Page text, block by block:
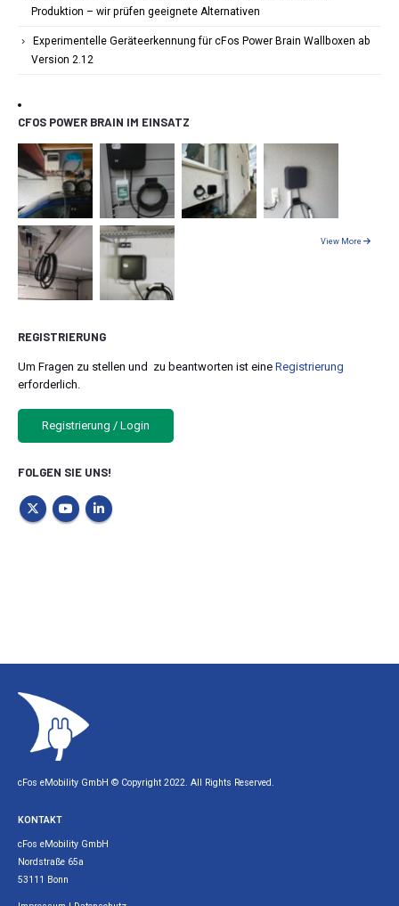
Produktion – wir prüfen geeignete Alternativen
Experimentelle Geräteerkennung für cFos Power Brain Wallboxen ab
Version 2.12
CFOS POWER BRAIN IM EINSATZ
View More
REGISTRIERUNG
Um Fragen zu stellen und zu beantworten ist eine Registrierung
erforderlich.
Registrierung / Login
FOLGEN SIE UNS!
cFos eMobility GmbH © Copyright 2022. All Rights Reserved.
KONTAKT
cFos eMobility GmbH
Nordstraße 65a
53111 Bonn